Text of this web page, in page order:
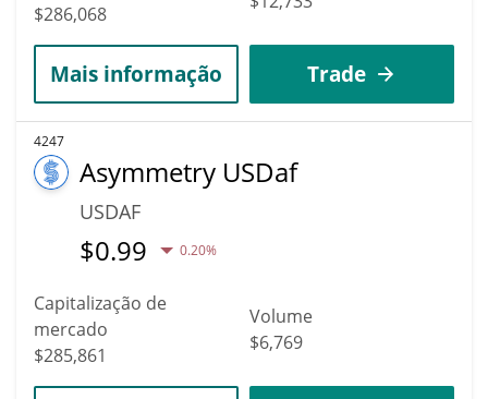
$286,068
Mais informação Trade
4247
Asymmetry USDaf
USDAF
$0.99 0.20%
Capitalização de
mercado
$285,861
Volume
$6,769